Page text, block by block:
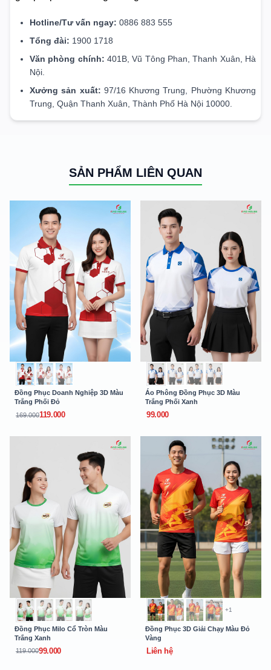
Hotline/Tư vấn ngay: 0886 883 555
Tổng đài: 1900 1718
Văn phòng chính: 401B, Vũ Tông Phan, Thanh Xuân, Hà
Nội.
Xưởng sản xuất: 97/16 Khương Trung, Phường Khương
Trung, Quận Thanh Xuân, Thành Phố Hà Nội 10000.
SẢN PHẨM LIÊN QUAN
Đồng Phục Doanh Nghiệp 3D Màu
Trắng Phối Đỏ
169.000119.000
Áo Phông Đồng Phục 3D Màu
Trắng Phối Xanh
99.000
Đồng Phục Milo Cổ Tròn Màu
Trắng Xanh
119.00099.000
+1
Đồng Phục 3D Giải Chạy Màu Đỏ
Vàng
Liên hệ